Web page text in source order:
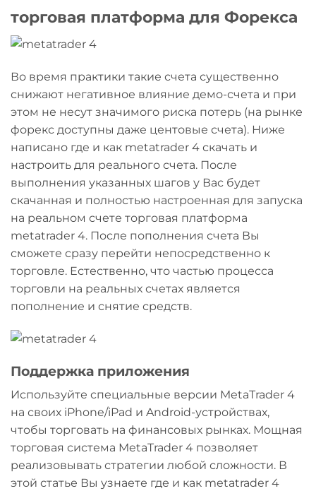
торговая платформа для Форекса
Во время практики такие счета существенно
снижают негативное влияние демо-счета и при
этом не несут значимого риска потерь (на рынке
форекс доступны даже центовые счета). Ниже
написано где и как metatrader 4 скачать и
настроить для реального счета. После
выполнения указанных шагов у Вас будет
скачанная и полностью настроенная для запуска
на реальном счете торговая платформа
metatrader 4. После пополнения счета Вы
сможете сразу перейти непосредственно к
торговле. Естественно, что частью процесса
торговли на реальных счетах является
пополнение и снятие средств.
Поддержка приложения
Используйте специальные версии MetaTrader 4
на своих iPhone/iPad и Android-устройствах,
чтобы торговать на финансовых рынках. Мощная
торговая система MetaTrader 4 позволяет
реализовывать стратегии любой сложности. В
этой статье Вы узнаете где и как metatrader 4